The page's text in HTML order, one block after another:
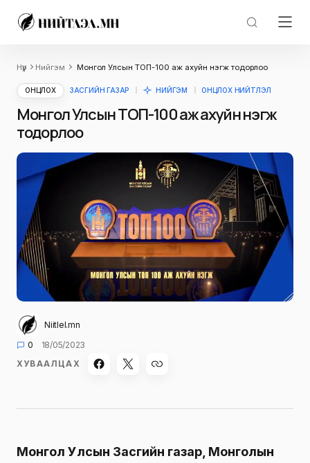
Нүүр Нийгэм Монгол Улсын ТОП-100 аж ахуйн нэгж тодорлоо
ОНЦЛОХ ЗАСГИЙН ГАЗАР НИЙГЭМ ОНЦЛОХ НИЙТЛЭЛ
Монгол Улсын ТОП-100 аж ахуйн нэгж
тодорлоо
Niitlel.mn
0
18/05/2023
ХУВААЛЦАХ
Монгол Улсын Засгийн газар, Монголын